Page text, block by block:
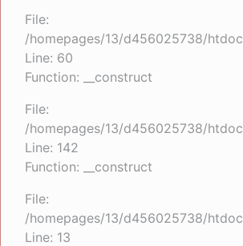
File:
/homepages/13/d456025738/
Line: 60
Function: __construct
File:
/homepages/13/d456025738/
Line: 142
Function: __construct
File:
/homepages/13/d456025738/
Line: 13